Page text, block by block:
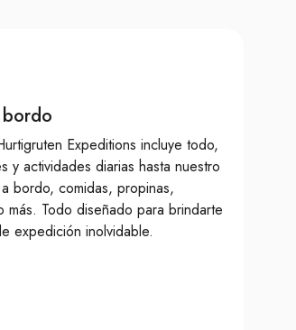
Expeditions incluye todo,
y actividades diarias hasta nuestro
bordo, comidas, propinas,
más. Todo diseñado para brindarte
expedición inolvidable.